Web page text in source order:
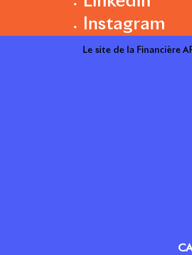
Instagram
Le site de la Financière